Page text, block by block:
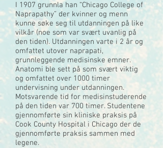
I 1907 grunnla han “Chicago College of
Naprapathy” der kvinner og menn
kunne søke seg til utdanningen på like
vilkår (noe som var svært uvanlig på
den tiden). Utdanningen varte i 2 år og
omfattet utover naprapati,
grunnleggende medisinske emner.
Anatomi ble sett på som svært viktig
og omfattet over 1000 timer
undervisning under utdanningen.
Motsvarende tid for medisinstuderende
på den tiden var 700 timer. Studentene
gjennomførte sin kliniske praksis på
Cook County Hospital i Chicago der de
gjennomførte praksis sammen med
legene.